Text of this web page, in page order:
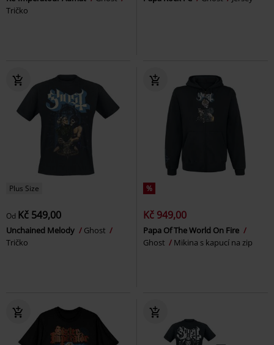
Tričko
Plus Size
Od Kč 549,00
Unchained Melody
Ghost
Tričko
%
Kč 949,00
Papa Of The World On Fire
Ghost
Mikina s kapucí na zip